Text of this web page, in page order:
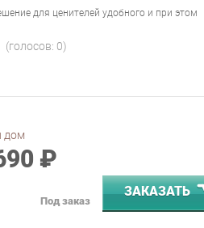
для ценителей удобного и при этом
(голосов: 0)
дом
₽
Под заказ
ЗАКАЗАТЬ